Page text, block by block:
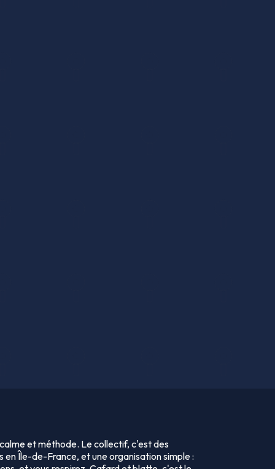
et méthode. Le collectif, c'est des
Île-de-France, et une organisation simple :